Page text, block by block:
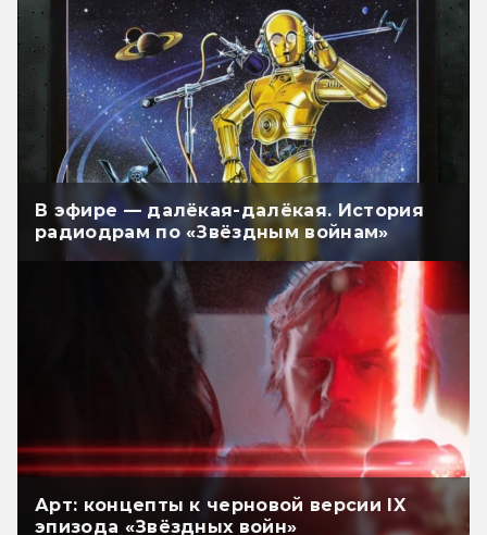
В эфире — далёкая-далёкая. История
радиодрам по «Звёздным войнам»
Арт: концепты к черновой версии IX
эпизода «Звёздных войн»